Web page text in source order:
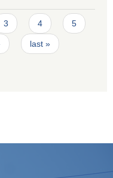
3 4 5
last »